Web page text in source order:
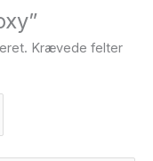
Krævede felter